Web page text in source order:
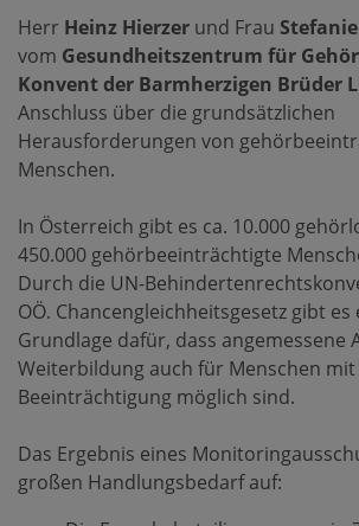
Herr Heinz Hierzer und Frau
vom Gesundheitszentrum für
Konvent der Barmherzigen Brüder
Anschluss über die grundsätzlichen
Herausforderungen von
Menschen.
In Österreich gibt es ca. 10.000
450.000 gehörbeeinträchtigte
Durch die UN-
OÖ. Chancengleichheitsgesetz gibt es
Grundlage dafür, dass angemessene
Weiterbildung auch für Menschen mit
Beeinträchtigung möglich sind.
Das Ergebnis eines
großen Handlungsbedarf auf: